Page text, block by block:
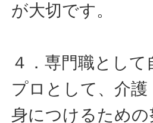
が大切です。
４．専門職として
プロとして、介
身につけるため